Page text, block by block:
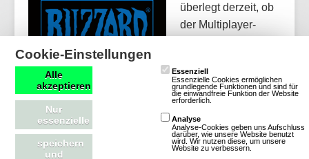
überlegt derzeit, ob
der Multiplayer-
Starcraft 2 auf das
Free to Play-Modell
sollte.
Cookie-Einstellungen
Alle
akzeptieren
Nur
essenzielle
speichern
und
Essenziell
Essenzielle Cookies ermöglichen
grundlegende Funktionen und sind für
die einwandfreie Funktion der Website
erforderlich.
Analyse
Analyse-Cookies geben uns Aufschluss
darüber, wie unsere Website benutzt
wird. Wir nutzen diese, um unsere
Website zu verbessern.